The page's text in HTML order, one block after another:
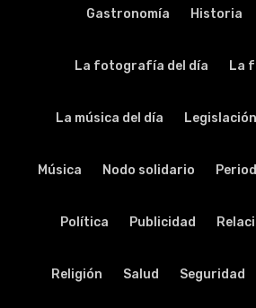
Gastronomía Historia
La fotografía del día La
La música del día Legislación
Música Nodo solidario
Política Publicidad
Religión Salud Seguridad